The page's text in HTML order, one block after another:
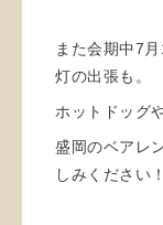
また会期中7
灯の出張も。
ホットドッグ
盛岡のベアレ
しみください！